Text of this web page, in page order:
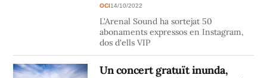
OCI14/10/2022
L'Arenal Sound ha sortejat 50
abonaments expressos en Instagram,
dos d'ells VIP
Un concert gratuït inunda,